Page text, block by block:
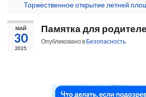
Торжественное открытие летней
МАЙ
30
2025
Памятка для
Опубликовано в Безопасность